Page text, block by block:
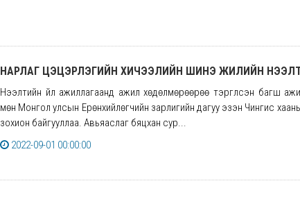
НАРЛАГ ЦЭЦЭРЛЭГИЙН ХИЧЭЭЛИЙН ШИНЭ ЖИЛИЙН
Нээлтийн үйл ажиллагаанд ажил хөдөлмөрөөрөө тэргүүлсэн багш
мөн Монгол улсын Ерөнхийлөгчийн зарлигийн дагуу эзэн Чингис
зохион байгууллаа. Авьяаслаг бяцхан сур...
2022-09-01 00:00:00